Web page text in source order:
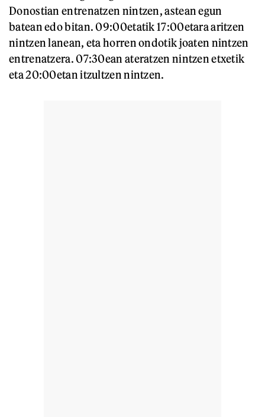
Donostian entrenatzen nintzen, astean egun
batean edo bitan. 09:00etatik 17:00etara aritzen
nintzen lanean, eta horren ondotik joaten nintzen
entrenatzera. 07:30ean ateratzen nintzen etxetik
eta 20:00etan itzultzen nintzen.